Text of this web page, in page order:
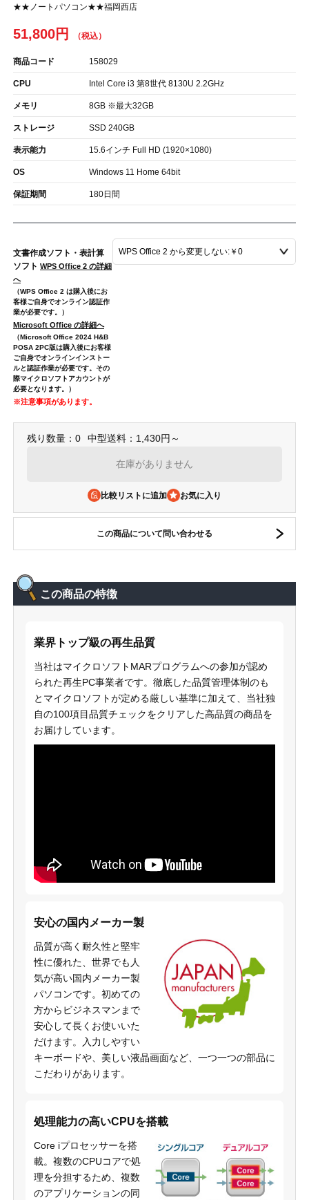
★★ノートパソコン★★福岡西店
51,800円
商品コード 158029
CPU Intel Core i3 第8世代 8130U 2.2GHz
メモリ 8GB ※最大32GB
ストレージ SSD 240GB
表示能力 15.6インチ Full HD (1920×1080)
OS Windows 11 Home 64bit
保証期間 180日間
文書作成ソフト・表計算
ソフト WPS Office 2 の詳細
へ
（WPS Office 2 は購入後にお
客様ご自身でオンライン認証作
業が必要です。）
Microsoft Office の詳細へ
（Microsoft Office 2024 H&B
POSA 2PC版は購入後にお客様
ご自身でオンラインインストー
ルと認証作業が必要です。その
際マイクロソフトアカウントが
必要となります。）
※注意事項があります。
残り数量：0 中型送料：1,430円～
在庫がありません
比較リストに追加
この商品について問い合わせる
この商品の特徴
業界トップ級の再生品質
当社はマイクロソフトMARプログラムへの参加が認め
られた再生PC事業者です。徹底した品質管理体制のも
とマイクロソフトが定める厳しい基準に加えて、当社独
自の100項目品質チェックをクリアした高品質の商品を
お届けしています。
安心の国内メーカー製
品質が高く耐久性と堅牢
性に優れた、世界でも人
気が高い国内メーカー製
パソコンです。初めての
方からビジネスマンまで
安心して長くお使いいた
だけます。入力しやすい
キーボードや、美しい液晶画面など、一つ一つの部品に
こだわりがあります。
処理能力の高いCPUを搭載
Core iプロセッサーを搭
載。複数のCPUコアで処
理を分担するため、複数
のアプリケーションの同